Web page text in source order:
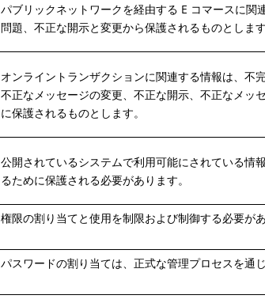
パブリックネットワークを経由する E コマースに関
問題、不正な開示と変更から保護されるものとします
オンライントランザクションに関連する情報は、不
不正なメッセージの変更、不正な開示、不正なメッ
に保護されるものとします。
公開されているシステムで利用可能にされている情
るために保護される必要があります。
権限の割り当てと使用を制限および制御する必要があ
パスワードの割り当ては、正式な管理プロセスを通